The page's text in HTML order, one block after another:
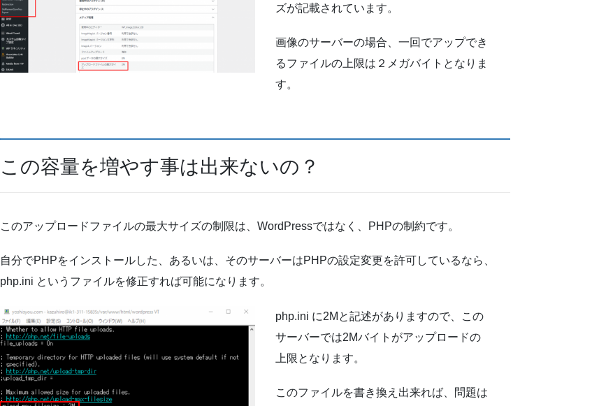
ズが記載されています。
画像のサーバーの場合、一回でアップでき
るファイルの上限は２メガバイトとなりま
す。
この容量を増やす事は出来ないの？
このアップロードファイルの最大サイズの制限は、WordPressではなく、PHPの制約です。
自分でPHPをインストールした、あるいは、そのサーバーはPHPの設定変更を許可しているなら、
php.ini というファイルを修正すれば可能になります。
php.ini に2Mと記述がありますので、この
サーバーでは2Mバイトがアップロードの
上限となります。
このファイルを書き換え出来れば、問題は